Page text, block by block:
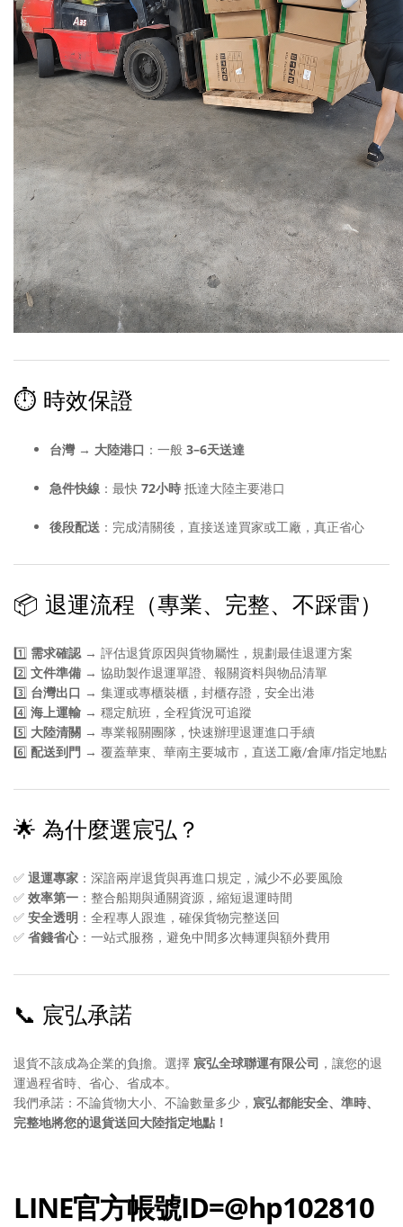
⏱️ 時效保證
台灣 → 大陸港口 ：一般 3–6天送達
急件快線 ：最快 72小時 抵達大陸主要港口
後段配送 ：完成清關後，直接送達買家或工廠，真正省心
📦 退運流程（專業、完整、不踩雷）
1️⃣ 需求確認→ 評估退貨原因與貨物屬性，規劃最佳退運方案
2️⃣ 文件準備 → 協助製作退運單證、報關資料與物品清單
3️⃣ 台灣出口 → 集運或專櫃裝櫃，封櫃存證，安全出港
4️⃣ 海上運輸 → 穩定航班，全程貨況可追蹤
5️⃣ 大陸清關 → 專業報關團隊，快速辦理退運進口手續
6️⃣ 配送到門 → 覆蓋華東、華南主要城市，直送工廠/倉庫/指定地點
🌟 為什麼選宸弘？
✅ 退運專家 ：深諳兩岸退貨與再進口規定，減少不必要風險
✅ 效率第一 ：整合船期與通關資源，縮短退運時間
✅ 安全透明 ：全程專人跟進，確保貨物完整送回
✅ 省錢省心：一站式服務，避免中間多次轉運與額外費用
📞 宸弘承諾
退貨不該成為企業的負擔。選擇 宸弘全球聯運有限公司 ，讓您的退
運過程省時、省心、省成本。
我們承諾：不論貨物大小、不論數量多少， 宸弘都能安全、準時、
完整地將您的退貨送回大陸指定地點！
LINE官方帳號ID=@hp102810